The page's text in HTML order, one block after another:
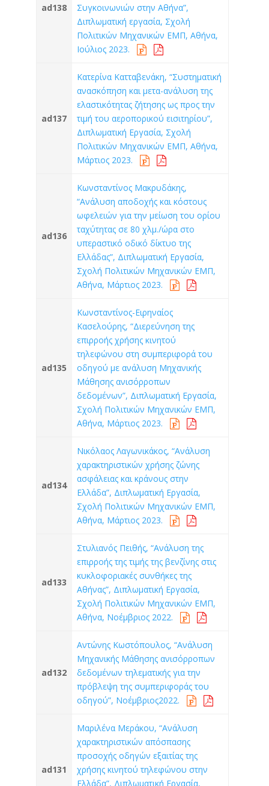
ad138
Συγκοινωνιών στην Αθήνα”,
Διπλωματική εργασία, Σχολή
Πολιτικών Μηχανικών ΕΜΠ, Αθήνα,
Ιούλιος 2023.
ad137
Κατερίνα Κατταβενάκη, “Συστηματική
ανασκόπηση και μετα-ανάλυση της
ελαστικότητας ζήτησης ως προς την
τιμή του αεροπορικού εισιτηρίου”,
Διπλωματική Εργασία, Σχολή
Πολιτικών Μηχανικών ΕΜΠ, Αθήνα,
Μάρτιος 2023.
ad136
Κωνσταντίνος Μακρυδάκης,
“Ανάλυση αποδοχής και κόστους
ωφελειών για την μείωση του ορίου
ταχύτητας σε 80 χλμ./ώρα στο
υπεραστικό οδικό δίκτυο της
Ελλάδας”, Διπλωματική Εργασία,
Σχολή Πολιτικών Μηχανικών ΕΜΠ,
Αθήνα, Μάρτιος 2023.
ad135
Κωνσταντίνος-Ειρηναίος
Κασελούρης, “Διερεύνηση της
επιρροής χρήσης κινητού
τηλεφώνου στη συμπεριφορά του
οδηγού με ανάλυση Μηχανικής
Μάθησης ανισόρροπων
δεδομένων”, Διπλωματική Εργασία,
Σχολή Πολιτικών Μηχανικών ΕΜΠ,
Αθήνα, Μάρτιος 2023.
ad134
Νικόλαος Λαγωνικάκος, “Ανάλυση
χαρακτηριστικών χρήσης ζώνης
ασφάλειας και κράνους στην
Ελλάδα”, Διπλωματική Εργασία,
Σχολή Πολιτικών Μηχανικών ΕΜΠ,
Αθήνα, Μάρτιος 2023.
ad133
Στυλιανός Πειθής, “Ανάλυση της
επιρροής της τιμής της βενζίνης στις
κυκλοφοριακές συνθήκες της
Αθήνας”, Διπλωματική Εργασία,
Σχολή Πολιτικών Μηχανικών ΕΜΠ,
Αθήνα, Νοέμβριος 2022.
ad132
Αντώνης Κωστόπουλος, “Ανάλυση
Μηχανικής Μάθησης ανισόρροπων
δεδομένων τηλεματικής για την
πρόβλεψη της συμπεριφοράς του
οδηγού”, Νοέμβριος2022.
ad131
Μαριλένα Μεράκου, “Ανάλυση
χαρακτηριστικών απόσπασης
προσοχής οδηγών εξαιτίας της
χρήσης κινητού τηλεφώνου στην
Ελλάδα”, Διπλωματική Εργασία,